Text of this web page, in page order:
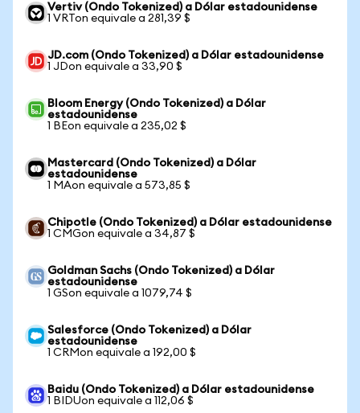
Vertiv (Ondo Tokenized) a Dólar estadounidense
1 VRTon equivale a 281,39 $
JD.com (Ondo Tokenized) a Dólar estadounidense
1 JDon equivale a 33,90 $
Bloom Energy (Ondo Tokenized) a Dólar
estadounidense
1 BEon equivale a 235,02 $
Mastercard (Ondo Tokenized) a Dólar
estadounidense
1 MAon equivale a 573,85 $
Chipotle (Ondo Tokenized) a Dólar estadounidense
1 CMGon equivale a 34,87 $
Goldman Sachs (Ondo Tokenized) a Dólar
estadounidense
1 GSon equivale a 1079,74 $
Salesforce (Ondo Tokenized) a Dólar
estadounidense
1 CRMon equivale a 192,00 $
Baidu (Ondo Tokenized) a Dólar estadounidense
1 BIDUon equivale a 112,06 $